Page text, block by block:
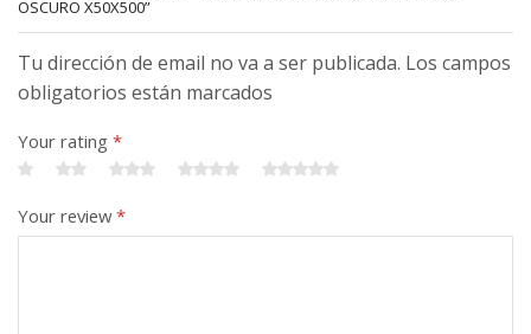
OSCURO X50X500”
Tu dirección de email no va a ser publicada. Los campos
obligatorios están marcados
Your rating *
Your review*